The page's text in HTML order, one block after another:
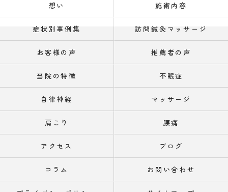
想い 施術内容
症状別事例集 訪問鍼灸マッサージ
お客様の声 推薦者の声
当院の特徴 不眠症
自律神経 マッサージ
肩こり 腰痛
アクセス ブログ
コラム お問い合わせ